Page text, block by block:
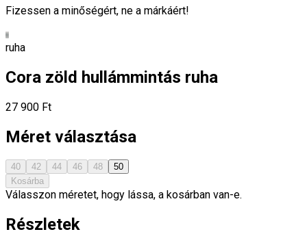
Fizessen a minőségért, ne a márkáért!
ruha
Cora zöld hullámmintás ruha
27 900 Ft
Méret választása
40 42 44 46 48
50
Kosárba
Válasszon méretet, hogy lássa, a kosárban van-e.
Részletek